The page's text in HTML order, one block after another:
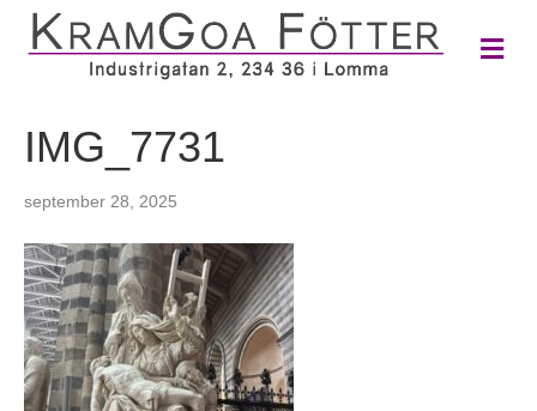
M
e
IMG_7731
september 28, 2025